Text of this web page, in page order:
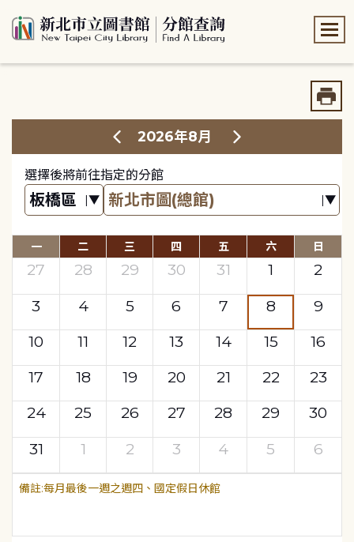
2026年8月
選擇後將前往指定的分館
一 二 三 四 五 六 日
27 28 29 30 31 1
2
3
4 5 6 7 8
9
10
11 12 13 14 15
16
17
18 19 20 21 22
23
24
25 26 27 28 29
30
31
1 2 3 4 5 6
每月最後一週之週四、國定假日休館